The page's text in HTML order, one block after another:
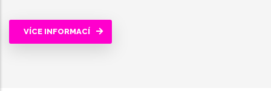
VÍCE INFORMACÍ